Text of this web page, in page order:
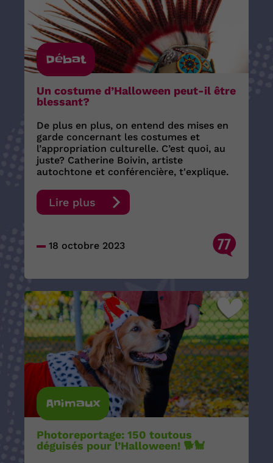
Débat
Un costume d’Halloween peut-il être
blessant?
De plus en plus, on entend des mises en
garde concernant les costumes et
l’appropriation culturelle. C’est quoi, au
juste? Catherine Boivin, artiste
autochtone et conférencière, t'explique.
Lire plus
18 octobre 2023 77
Animaux
Photoreportage: 150 toutous
déguisés pour l’Halloween! 🐕🐩